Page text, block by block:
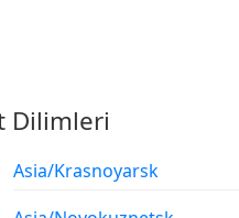
Dilimleri
Asia/Krasnoyarsk